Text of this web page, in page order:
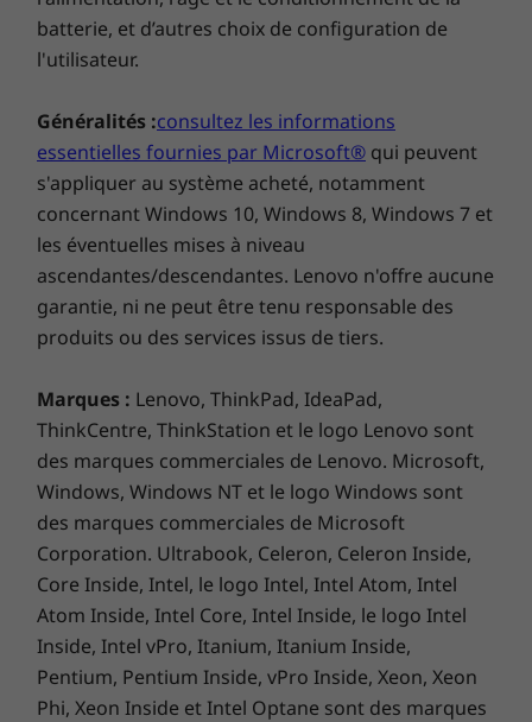
Lors d’une réunion Teams, vous pouvez noter
votre idée sur le plus petit écran, la dupliquer
sur l’écran principal et la partager
instantanément avec les autres. Vous pouvez
également diffuser des vidéos sur l’écran
principal tout en éditant la chronologie sur
l’écran secondaire. En fait, l’ordinateur portable
ThinkBook Plus Gen 3 facilite le multitâche et
batterie, et d’autres choix de configuration de
l'utilisateur.
Généralités :consultez les informations
essentielles fournies par Microsoft® qui peuvent
s'appliquer au système acheté, notamment
concernant Windows 10, Windows 8, Windows 7 et
les éventuelles mises à niveau
ascendantes/descendantes. Lenovo n'offre aucune
garantie, ni ne peut être tenu responsable des
produits ou des services issus de tiers.
Marques : Lenovo, ThinkPad, IdeaPad,
ThinkCentre, ThinkStation et le logo Lenovo sont
des marques commerciales de Lenovo. Microsoft,
Windows, Windows NT et le logo Windows sont
des marques commerciales de Microsoft
Corporation. Ultrabook, Celeron, Celeron Inside,
Core Inside, Intel, le logo Intel, Intel Atom, Intel
Atom Inside, Intel Core, Intel Inside, le logo Intel
Inside, Intel vPro, Itanium, Itanium Inside,
Pentium, Pentium Inside, vPro Inside, Xeon, Xeon
Phi, Xeon Inside et Intel Optane sont des marques